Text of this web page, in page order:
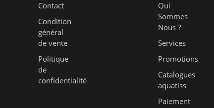
Contact
Condition
général
de vente
Politique
de
confidentialité
Qui
Sommes-
Nous ?
Services
Promotions
Catalogues
aquatiss
Paiement